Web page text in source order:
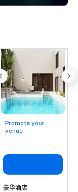
Promote your
venue
豪华酒店